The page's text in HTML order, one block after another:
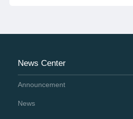
News Center
Announcement
News